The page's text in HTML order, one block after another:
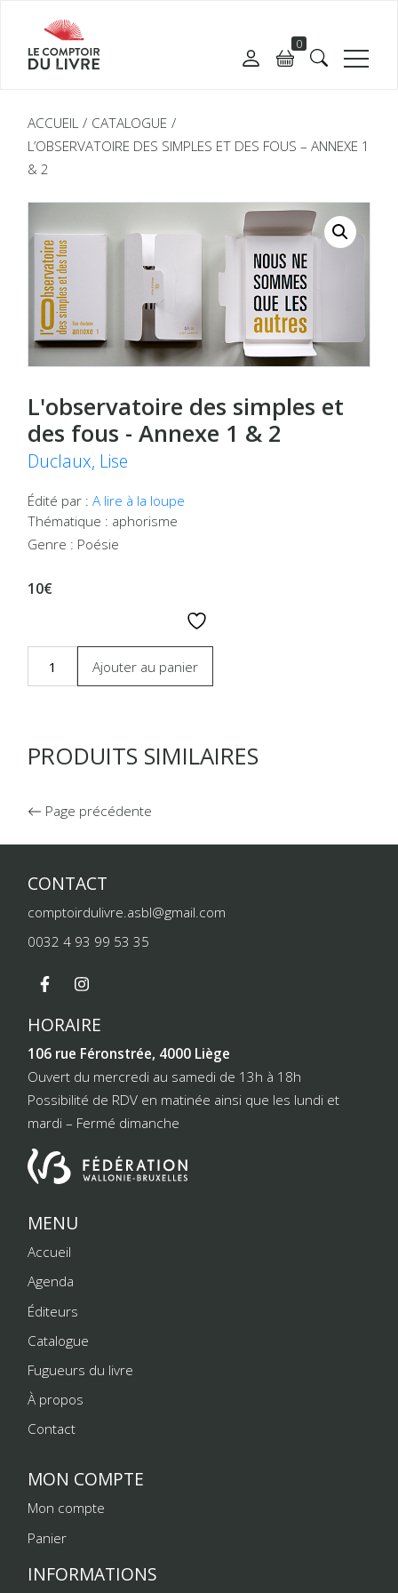
0
ACCUEIL
CATALOGUE
L’OBSERVATOIRE DES SIMPLES ET DES FOUS – ANNEXE 1
& 2
L'observatoire des simples et
des fous - Annexe 1 & 2
Duclaux, Lise
Édité par :A lire à la loupe
Thématique : aphorisme
Genre : Poésie
10€
Ajouter au panier
PRODUITS SIMILAIRES
Page précédente
CONTACT
comptoirdulivre.asbl@gmail.com
0032 4 93 99 53 35
HORAIRE
106 rue Féronstrée, 4000 Liège
Ouvert du mercredi au samedi de 13h à 18h
Possibilité de RDV en matinée ainsi que les lundi et
mardi – Fermé dimanche
MENU
Accueil
Agenda
Éditeurs
Catalogue
Fugueurs du livre
À propos
Contact
MON COMPTE
Mon compte
Panier
INFORMATIONS